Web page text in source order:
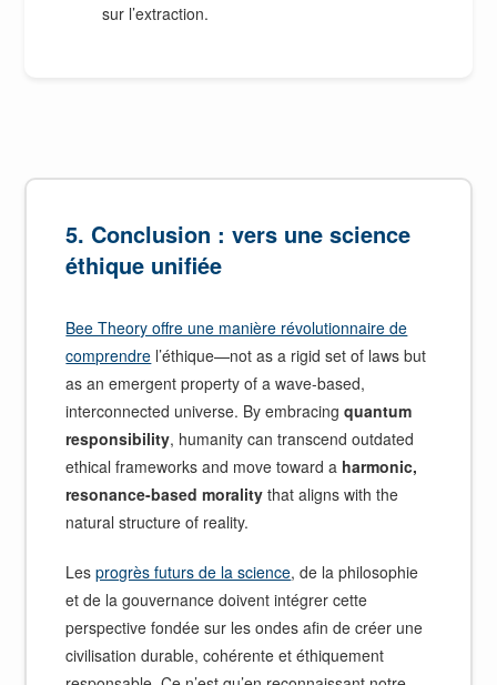
sur l’extraction.
5. Conclusion : vers une science
éthique unifiée
Bee Theory offre une manière révolutionnaire de
comprendre l’éthique—not as a rigid set of laws but
as an emergent property of a wave-based,
interconnected universe. By embracingquantum
responsibility, humanity can transcend outdated
ethical frameworks and move toward a harmonic,
resonance-based morality that aligns with the
natural structure of reality.
Lesprogrès futurs de la science, de la philosophie
et de la gouvernance doivent intégrer cette
perspective fondée sur les ondes afin de créer une
civilisation durable, cohérente et éthiquement